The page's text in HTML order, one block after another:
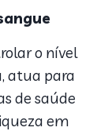
o nível
atua para
de saúde
em